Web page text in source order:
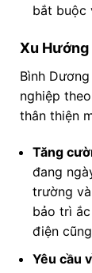
bắt buộc
Xu Hướng
Bình
nghiệp
thân thiện
Tăng
đang
trường
bảo trì
điện
Yêu cầu